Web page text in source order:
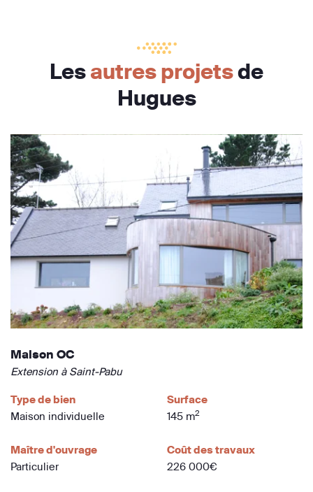
Lesautres projetsde
Hugues
Maison OC
Extension à Saint-Pabu
Type de bien
Maison individuelle
Surface
145 m2
Maître d'ouvrage
Particulier
Coût des travaux
226 000€